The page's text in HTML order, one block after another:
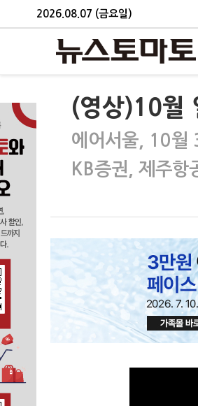
2026.08.07 (금요일)
(영상)10월
에어서울, 10월
KB증권, 제주